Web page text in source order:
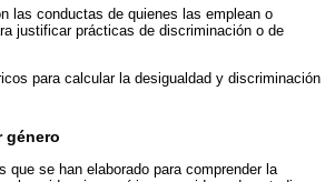
las conductas de quienes las emplean o
justificar prácticas de discriminación o de
para calcular la desigualdad y discriminación
género
se han elaborado para comprender la